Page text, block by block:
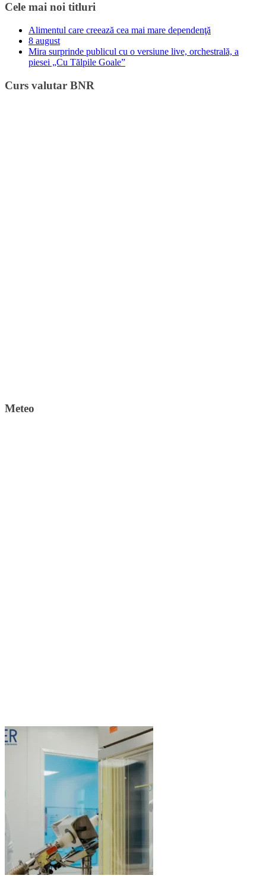
Cele mai noi titluri
Alimentul care creează cea mai mare dependenţă
8 august
Mira surprinde publicul cu o versiune live, orchestrală, a
piesei „Cu Tălpile Goale”
Curs valutar BNR
Meteo